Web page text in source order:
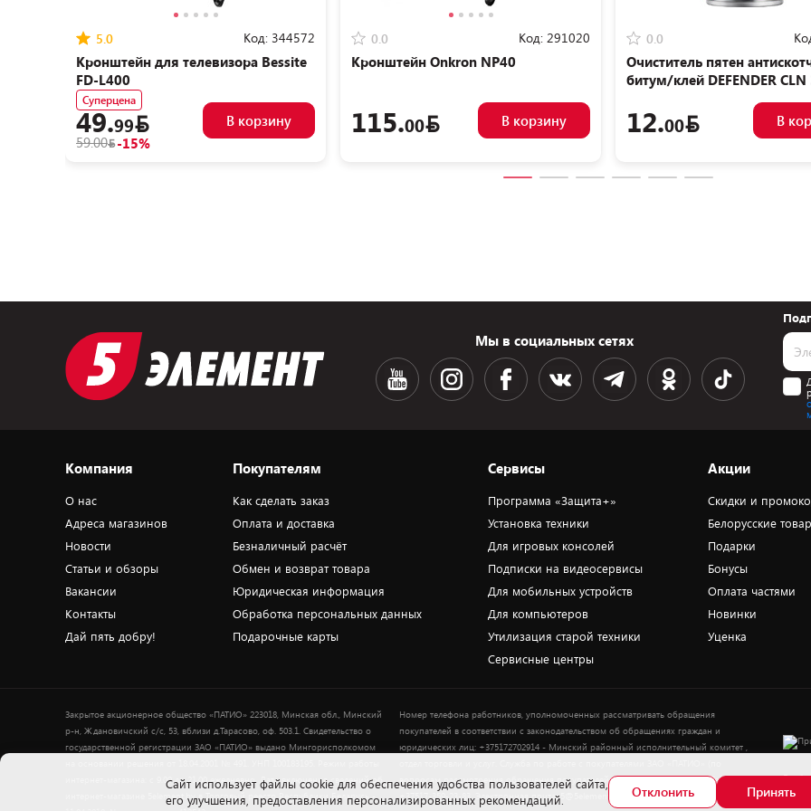
5.0 Код: 344572
Кронштейн для телевизора Bessite
FD-L400
Суперцена
49.99
59.00 -15%
В корзину
0.0 Код: 291020
Кронштейн Onkron NP40
115.00 В корзину
0.0
Очиститель пятен
битум/клей DEFENDER
12.00 В
Мы в социальных сетях
Компания
О нас
Адреса магазинов
Новости
Статьи и обзоры
Вакансии
Контакты
Дай пять добру!
Покупателям
Как сделать заказ
Оплата и доставка
Безналичный расчёт
Обмен и возврат товара
Юридическая информация
Обработка персональных данных
Подарочные карты
Сервисы
Программа «Защита+»
Установка техники
Для игровых консолей
Подписки на видеосервисы
Для мобильных устройств
Для компьютеров
Утилизация старой техники
Сервисные центры
Акции
Скидки и
Белорусские
Подарки
Бонусы
Оплата частями
Новинки
Уценка
Закрытое акционерное общество «ПАТИО» 223018, Минская обл., Минский
р-н, Ждановичский с/с, 53, вблизи д.Тарасово, оф. 503.1. Свидетельство о
государственной регистрации ЗАО «ПАТИО» выдано Мингорисполкомом
интернет-магазина: с 9.00 до 21.00 ежедневно. Дата включения сведений об
интернет-магазине 5element.by в Торговый реестр Республики Беларусь -
Номер телефона работников, уполномоченных рассматривать обращения
покупателей в соответствии с законодательством об обращениях граждан и
юридических лиц: +375172702914 - Минский районный исполнительный комитет ,
вопросам рассмотрения обращения покупателей о нарушении их прав): Тел.:
+37517-359-23-83. Электронная почта: 5@5element.by
Cайт использует файлы cookie для обеспечения удобства пользователей сайта,
его улучшения, предоставления персонализированных рекомендаций.
Отклонить Принять